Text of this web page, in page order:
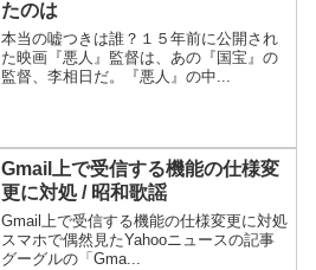
たのは
本当の嘘つきは誰？１５年前に公開され
た映画『悪人』監督は、あの『国宝』の
監督、李相日だ。『悪人』の中...
Gmail上で受信する機能の仕様変
更に対処 / 昭和歌謡
Gmail上で受信する機能の仕様変更に対処
スマホで偶然見たYahooニュースの記事
グーグルの「Gma...